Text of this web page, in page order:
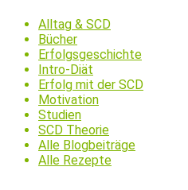
Alltag & SCD
Bücher
Erfolgsgeschichte
Intro-Diät
Erfolg mit der SCD
Motivation
Studien
SCD Theorie
Alle Blogbeiträge
Alle Rezepte